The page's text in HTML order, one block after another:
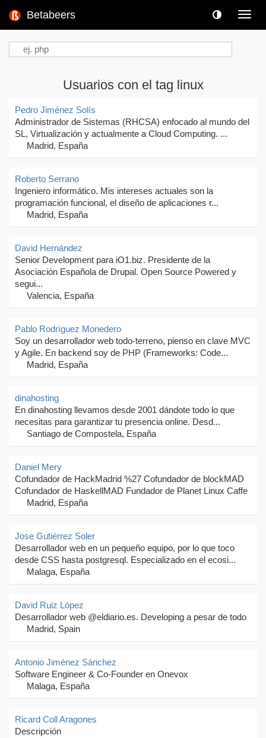
Betabeers
Usuarios con el tag linux
Pedro Jiménez Solís
Administrador de Sistemas (RHCSA) enfocado al mundo del
SL, Virtualización y actualmente a Cloud Computing. ...
Madrid, España
Roberto Serrano
Ingeniero informático. Mis intereses actuales son la
programación funcional, el diseño de aplicaciones r...
Madrid, España
David Hernández
Senior Development para iO1.biz. Presidente de la
Asociación Española de Drupal. Open Source Powered y
segui...
Valencia, España
Pablo Rodríguez Monedero
Soy un desarrollador web todo-terreno, pienso en clave MVC
y Agile. En backend soy de PHP (Frameworks: Code...
Madrid, España
dinahosting
En dinahosting llevamos desde 2001 dándote todo lo que
necesitas para garantizar tu presencia online. Desd...
Santiago de Compostela, España
Daniel Mery
Cofundador de HackMadrid %27 Cofundador de blockMAD
Cofundador de HaskellMAD Fundador de Planet Linux Caffe
Madrid, España
Jose Gutiérrez Soler
Desarrollador web en un pequeño equipo, por lo que toco
desde CSS hasta postgresql. Especializado en el ecosi...
Malaga, España
David Ruiz López
Desarrollador web @eldiario.es. Developing a pesar de todo
Madrid, Spain
Antonio Jiménez Sánchez
Software Engineer & Co-Founder en Onevox
Malaga, España
Ricard Coll Aragones
Descripción